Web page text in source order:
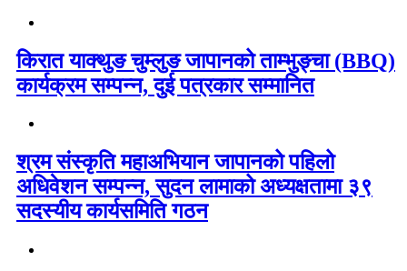
किरात याक्थुङ चुम्लुङ जापानको ताम्भुङ्चा (BBQ)
कार्यक्रम सम्पन्न, दुई पत्रकार सम्मानित
श्रम संस्कृति महाअभियान जापानको पहिलो
अधिवेशन सम्पन्न, सुदन लामाको अध्यक्षतामा ३९
सदस्यीय कार्यसमिति गठन